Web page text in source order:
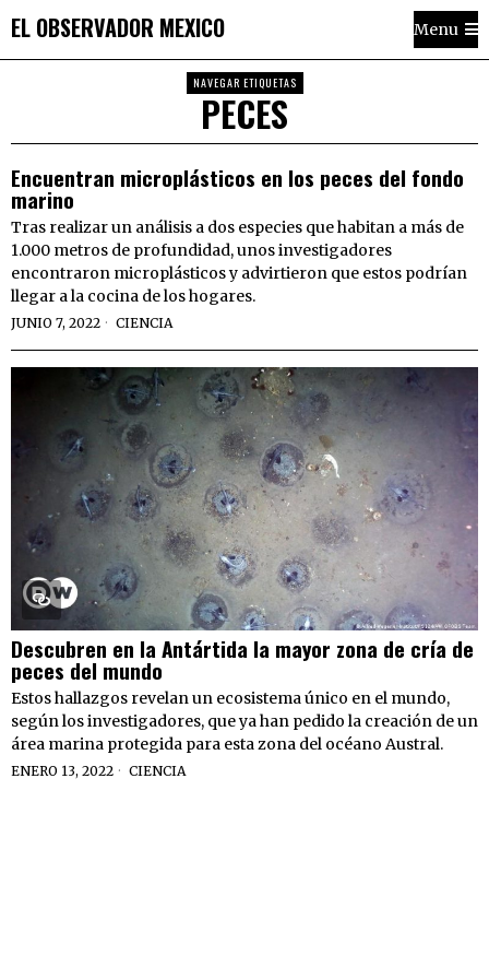
EL OBSERVADOR MEXICO Menu
NAVEGAR ETIQUETAS
PECES
Encuentran microplásticos en los peces del fondo
marino
Tras realizar un análisis a dos especies que habitan a más de
1.000 metros de profundidad, unos investigadores
encontraron microplásticos y advirtieron que estos podrían
llegar a la cocina de los hogares.
JUNIO 7, 2022 CIENCIA
Descubren en la Antártida la mayor zona de cría de
peces del mundo
Estos hallazgos revelan un ecosistema único en el mundo,
según los investigadores, que ya han pedido la creación de un
área marina protegida para esta zona del océano Austral.
ENERO 13, 2022 CIENCIA